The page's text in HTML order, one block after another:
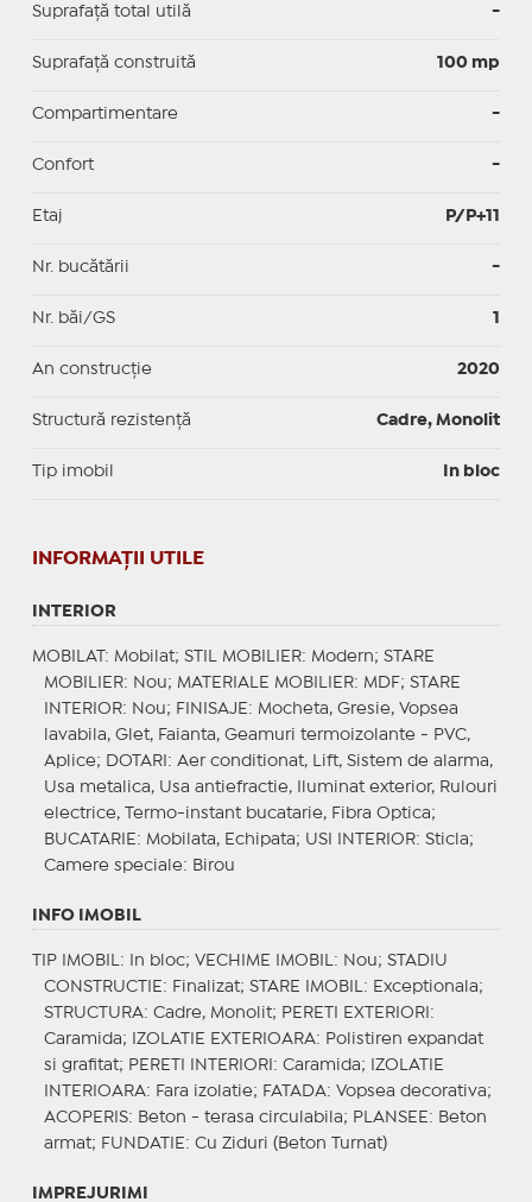
Suprafaţă total utilă -
Suprafaţă construită 100 mp
Compartimentare -
Confort -
Etaj P/P+11
Nr. bucătării -
Nr. băi/GS 1
An construcție 2020
Structură rezistență Cadre, Monolit
Tip imobil In bloc
INFORMAŢII UTILE
INTERIOR
MOBILAT : Mobilat; STIL MOBILIER: Modern; STARE
MOBILIER: Nou; MATERIALE MOBILIER: MDF; STARE
INTERIOR: Nou; FINISAJE : Mocheta, Gresie, Vopsea
lavabila, Glet, Faianta, Geamuri termoizolante - PVC,
Aplice;
DOTARI : Aer conditionat, Lift, Sistem de alarma,
Usa metalica, Usa antiefractie, Iluminat exterior, Rulouri
electrice, Termo-instant bucatarie, Fibra Optica;
BUCATARIE : Mobilata, Echipata; USI INTERIOR: Sticla;
Camere speciale: Birou
INFO IMOBIL
TIP IMOBIL : In bloc; VECHIME IMOBIL : Nou; STADIU
CONSTRUCTIE : Finalizat; STARE IMOBIL : Exceptionala;
STRUCTURA: Cadre, Monolit; PERETI EXTERIORI :
Caramida;
IZOLATIE EXTERIOARA: Polistiren expandat
si grafitat; PERETI INTERIORI : Caramida;
IZOLATIE
INTERIOARA: Fara izolatie; FATADA: Vopsea decorativa;
ACOPERIS: Beton - terasa circulabila; PLANSEE : Beton
armat; FUNDATIE : Cu Ziduri (Beton Turnat)
IMPREJURIMI